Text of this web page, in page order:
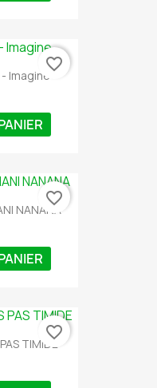
Imagine
favorite_border
NANANA
favorite_border
TIMIDE
favorite_border